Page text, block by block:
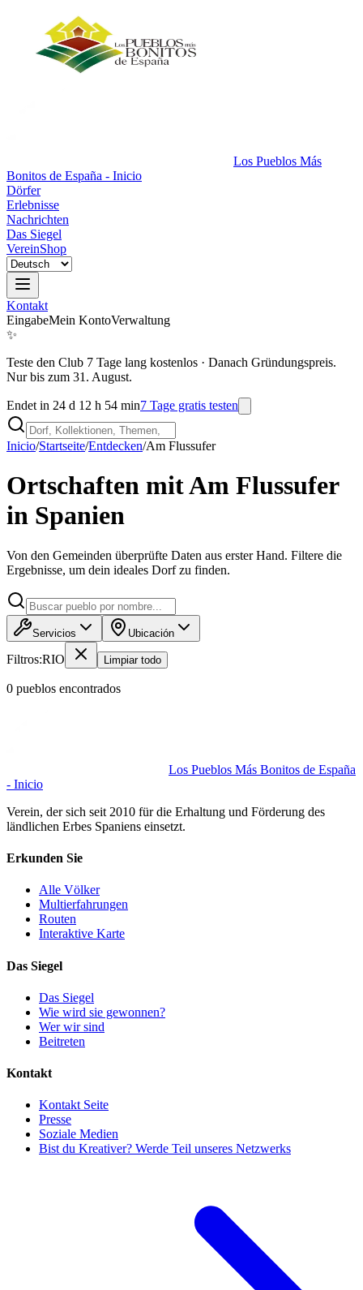
Los Pueblos Más
Bonitos de España - Inicio
Dörfer
Erlebnisse
Nachrichten
Das Siegel
VereinShop
Kontakt
EingabeMein KontoVerwaltung
✨
Teste den Club 7 Tage lang kostenlos · Danach Gründungspreis.
Nur bis zum 31. August.
Endet in 24 d 12 h 54 min7 Tage gratis testen
Inicio/Startseite/Entdecken/Am Flussufer
Ortschaften mit Am Flussufer
in Spanien
Von den Gemeinden überprüfte Daten aus erster Hand. Filtere die
Ergebnisse, um dein ideales Dorf zu finden.
Servicios Ubicación
Filtros:RIO Limpiar todo
0 pueblos encontrados
Los Pueblos Más Bonitos de España
- Inicio
Verein, der sich seit 2010 für die Erhaltung und Förderung des
ländlichen Erbes Spaniens einsetzt.
Erkunden Sie
Alle Völker
Multierfahrungen
Routen
Interaktive Karte
Das Siegel
Das Siegel
Wie wird sie gewonnen?
Wer wir sind
Beitreten
Kontakt
Kontakt Seite
Presse
Soziale Medien
Bist du Kreativer? Werde Teil unseres Netzwerks